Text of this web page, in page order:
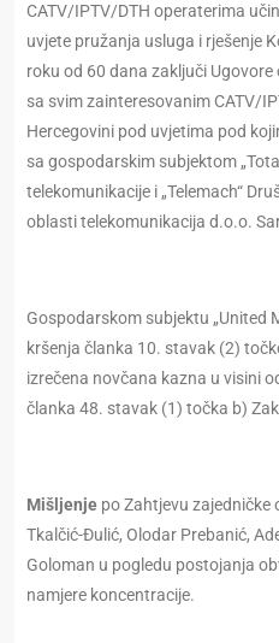
CATV/IPTV/DTH operaterima
uvjete pružanja usluga i rješenje
roku od 60 dana zaključi
sa svim zainteresovanim CATV/
Hercegovini pod uvjetima pod
sa gospodarskim subjektom
telekomunikacije i „Telemach“
oblasti telekomunikacija d.o.o.
Gospodarskom subjektu „United
kršenja članka 10. stavak (2)
izrečena novčana kazna u visini
članka 48. stavak (1) točka b)
Mišljenje po Zahtjevu zajedničke
Tkalčić-Đulić, Olodar Prebanić,
Goloman u pogledu postojanja
namjere koncentracije.